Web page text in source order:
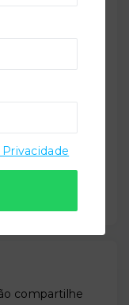
144 -
compartilhe